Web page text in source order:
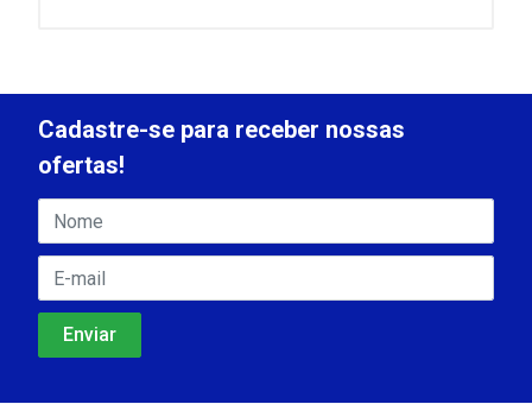
Cadastre-se para receber nossas
ofertas!